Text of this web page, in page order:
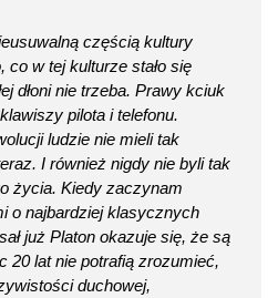
częścią kultury
co w tej kulturze stało się
dłoni nie trzeba. Prawy kciuk
pilota i telefonu.
ludzie nie mieli tak
I również nigdy nie byli tak
życia. Kiedy zaczynam
o najbardziej klasycznych
już Platon okazuje się, że są
20 lat nie potrafią zrozumieć,
duchowej,